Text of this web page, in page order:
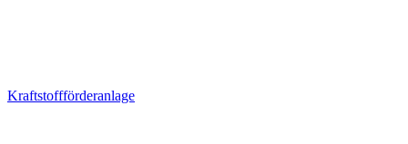
Kraftstoffförderanlage